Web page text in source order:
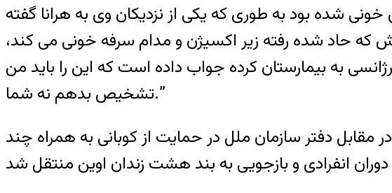
شده بود به طوری که یکی از نزدیکان وی به هرانا گفته
۲۵ خرداد چندین بار بخاطر مشکلش که حاد شده رفته زیر اکسیژن و مدام سرفه خونی می کند،
به بیمارستان کرده جواب داده است که این را باید من
تشخیص بدهم نه شما.”
مهر ماه پس از برگزاری تجمع در مقابل دفتر سازمان ملل در حمایت از کوبانی به همراه چند